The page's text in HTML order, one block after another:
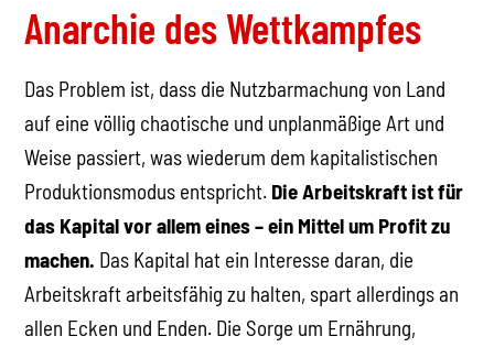
Anarchie des Wettkampfes
Das Problem ist, dass die Nutzbarmachung von Land
auf eine völlig chaotische und unplanmäßige Art und
Weise passiert, was wiederum dem kapitalistischen
Produktionsmodus entspricht. Die Arbeitskraft ist für
das Kapital vor allem eines – ein Mittel um Profit zu
machen. Das Kapital hat ein Interesse daran, die
Arbeitskraft arbeitsfähig zu halten, spart allerdings an
allen Ecken und Enden. Die Sorge um Ernährung,